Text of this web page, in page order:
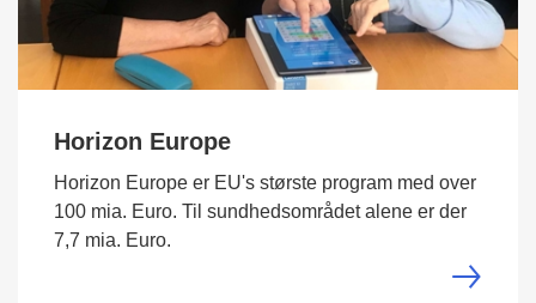
Horizon Europe
Horizon Europe er EU's største program med over
100 mia. Euro. Til sundhedsområdet alene er der
7,7 mia. Euro.